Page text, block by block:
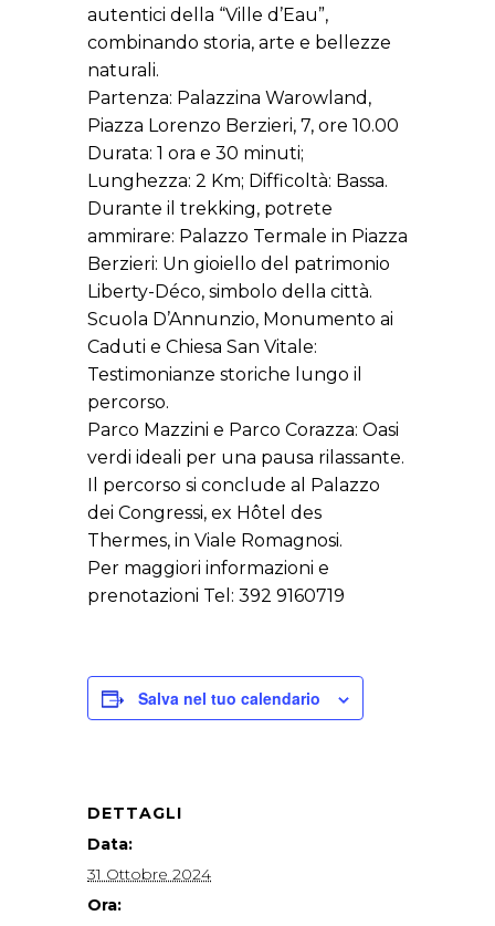
autentici della “Ville d’Eau”,
combinando storia, arte e bellezze
naturali.
Partenza: Palazzina Warowland,
Piazza Lorenzo Berzieri, 7, ore 10.00
Durata: 1 ora e 30 minuti;
Lunghezza: 2 Km; Difficoltà: Bassa.
Durante il trekking, potrete
ammirare: Palazzo Termale in Piazza
Berzieri: Un gioiello del patrimonio
Liberty-Déco, simbolo della città.
Scuola D’Annunzio, Monumento ai
Caduti e Chiesa San Vitale:
Testimonianze storiche lungo il
percorso.
Parco Mazzini e Parco Corazza: Oasi
verdi ideali per una pausa rilassante.
Il percorso si conclude al Palazzo
dei Congressi, ex Hôtel des
Thermes, in Viale Romagnosi.
Per maggiori informazioni e
prenotazioni Tel: 392 9160719
Salva nel tuo calendario
DETTAGLI
Data:
31 Ottobre 2024
Ora: